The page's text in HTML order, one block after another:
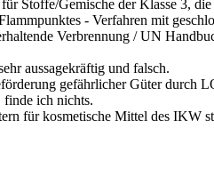
Stoffe/Gemische der Klasse 3,
- Verfahren mit
Verbrennung / UN
aussagekräftig und falsch.
gefährlicher Güter durch
finde ich nichts.
für kosmetische Mittel des IKW